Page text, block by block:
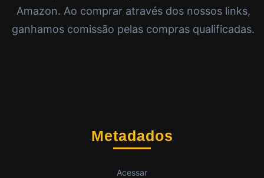
Amazon. Ao comprar através dos nossos links,
ganhamos comissão pelas compras qualificadas.
Metadados
Acessar